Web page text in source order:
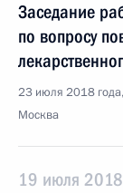
Заседание
по вопросу
23 июля 2018
Москва
19 июля 2018